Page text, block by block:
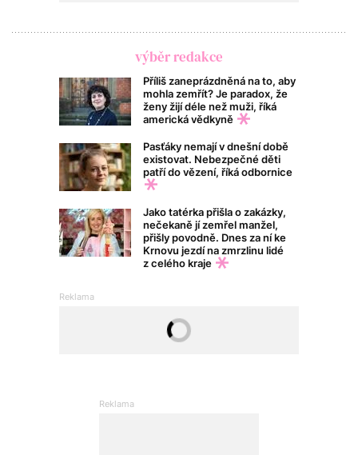
výběr redakce
Příliš zaneprázdněná na to, aby
mohla zemřít? Je paradox, že
ženy žijí déle než muži, říká
americká vědkyně
Pasťáky nemají v dnešní době
existovat. Nebezpečné děti
patří do vězení, říká odbornice
Jako tatérka přišla o zakázky,
nečekaně jí zemřel manžel,
přišly povodně. Dnes za ní ke
Krnovu jezdí na zmrzlinu lidé
z celého kraje